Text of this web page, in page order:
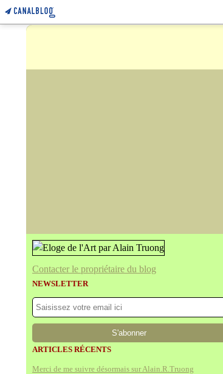
Contacter le propriétaire du blog
NEWSLETTER
ARTICLES RÉCENTS
Merci de me suivre désormais sur Alain.R.Truong